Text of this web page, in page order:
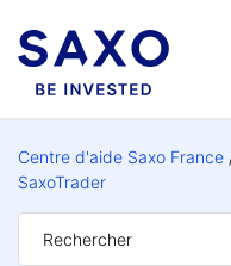
Centre d'aide Saxo France
SaxoTrader